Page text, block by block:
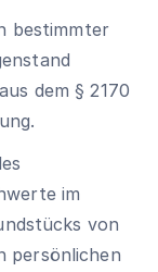
bestimmter
dem § 2170
im
von
persönlichen